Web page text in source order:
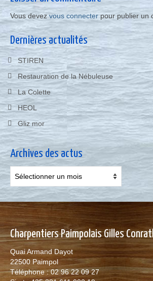
Vous devezvous connecter pour publier un
Dernières actualités
STIREN
Restauration de la Nébuleuse
La Colette
HEOL
Gliz mor
Archives des actus
Archives
des
Charpentiers Paimpolais Gilles
Quai Armand Dayot
22500 Paimpol
Téléphone : 02 96 22 09 27